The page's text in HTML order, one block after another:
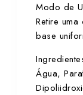
Modo de
Retire
base
Água,